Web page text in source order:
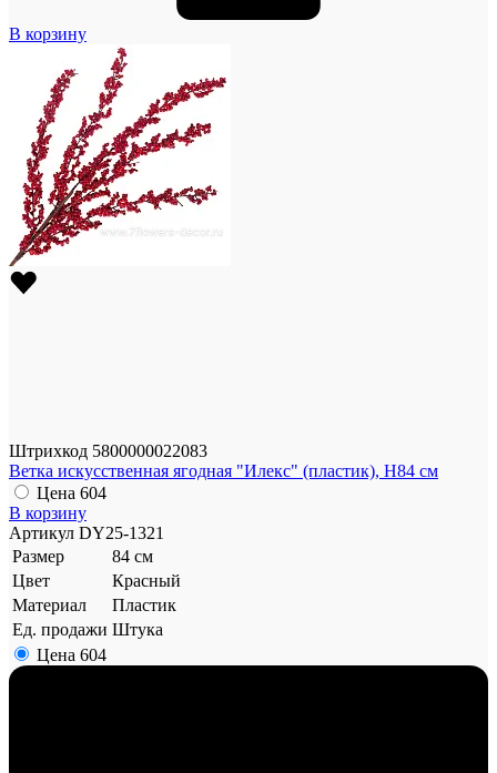
В корзину
Штрихкод 5800000022083
Ветка искусственная ягодная "Илекс" (пластик), H84 см
Цена 604
В корзину
Артикул DY25-1321
Размер
84 см
Цвет
Красный
Материал
Пластик
Ед. продажи Штука
Цена 604